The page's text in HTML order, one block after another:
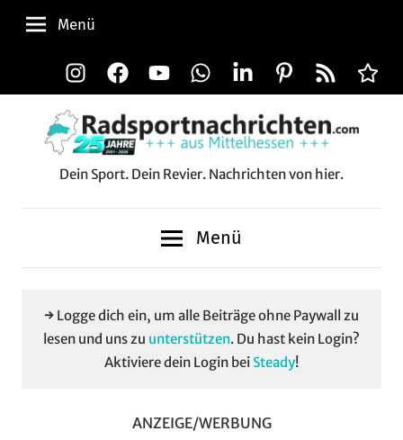
Zum
Inhalt
InstagramFacebookYouTubeWhatsAppLinkedInPinterest
RSS-
Feed
Alle
Menü
Dein Sport. Dein Revier. Nachrichten von hier.
Menü
→ Logge dich ein, um alle Beiträge ohne Paywall zu
lesen und uns zu unterstützen. Du hast kein Login?
Aktiviere dein Login bei Steady!
ANZEIGE/WERBUNG